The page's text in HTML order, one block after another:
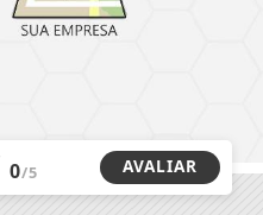
0/5 AVALIAR